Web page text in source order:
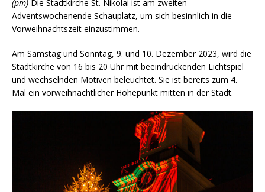
(pm) Die Stadtkirche St. Nikolai ist am zweiten
Adventswochenende Schauplatz, um sich besinnlich in die
Vorweihnachtszeit einzustimmen.
Am Samstag und Sonntag, 9. und 10. Dezember 2023, wird die
Stadtkirche von 16 bis 20 Uhr mit beeindruckenden Lichtspiel
und wechselnden Motiven beleuchtet. Sie ist bereits zum 4.
Mal ein vorweihnachtlicher Höhepunkt mitten in der Stadt.